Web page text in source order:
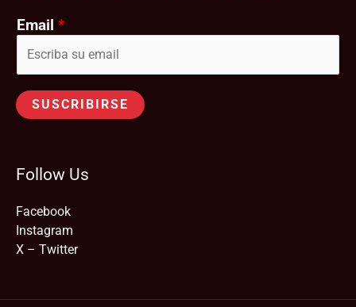
Email *
SUSCRIBIRSE
Follow Us
Facebook
Instagram
X – Twitter